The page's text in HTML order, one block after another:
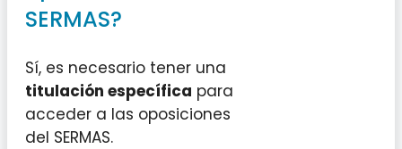
SERMAS?
Sí, es necesario tener una
titulación específica para
acceder a las oposiciones
del SERMAS.